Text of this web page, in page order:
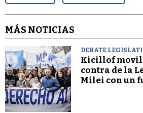
MÁS NOTICIAS
DEBATE
Kicillof
contra de la
Milei con un